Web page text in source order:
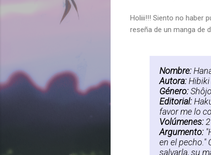
Holiii!!! Siento no haber
reseña de un manga de
Nombre:
Autora:
Género:
Editorial:
favor me lo
Volúmenes:
Argumento:
en el pecho."
salvarla, su